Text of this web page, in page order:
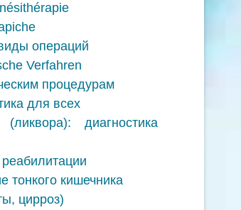
операций
Verfahren
процедурам
для всех
диагностика
тонкого кишечника
цирроз)